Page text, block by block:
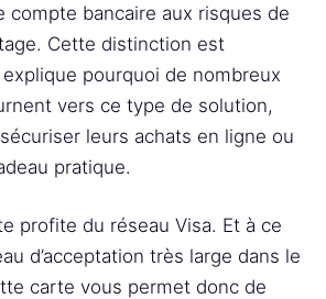
compte bancaire aux risques de
Cette distinction est
pourquoi de nombreux
vers ce type de solution,
leurs achats en ligne ou
pratique.
profite du réseau Visa. Et à ce
d’acceptation très large dans le
carte vous permet donc de